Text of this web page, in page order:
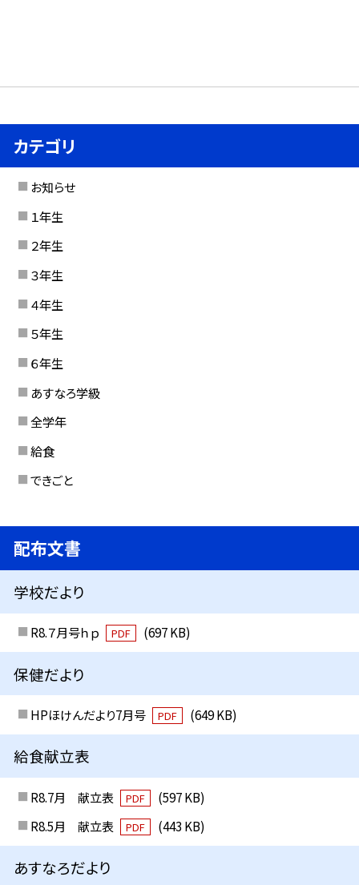
カテゴリ
お知らせ
１年生
２年生
３年生
４年生
５年生
６年生
あすなろ学級
全学年
給食
できごと
配布文書
学校だより
R8.７月号ｈｐ PDF (697 KB)
保健だより
HPほけんだより7月号 PDF (649 KB)
給食献立表
R8.7月 献立表 PDF
(597 KB)
R8.5月 献立表
PDF (443 KB)
あすなろだより